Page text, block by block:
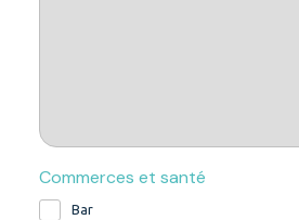
Commerces et santé
Bar